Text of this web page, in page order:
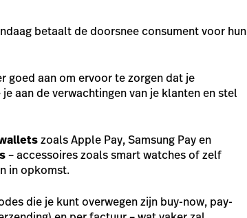
betaalt de doorsnee consument voor hun
goed aan om ervoor te zorgen dat je
aan de verwachtingen van je klanten en stel
zoals Apple Pay, Samsung Pay en
– accessoires zoals smart watches of zelf
in opkomst.
die je kunt overwegen zijn buy-now, pay-